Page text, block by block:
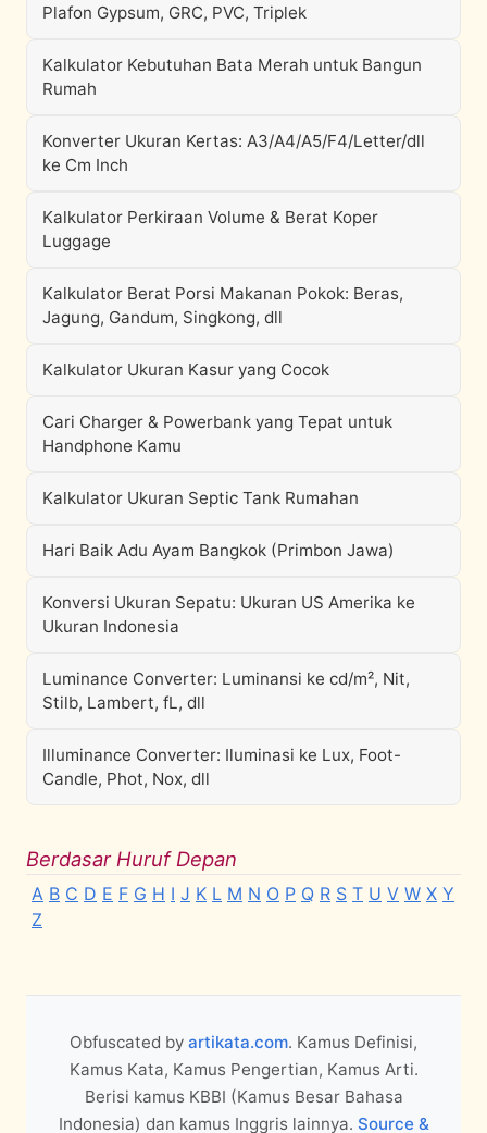
Plafon Gypsum, GRC, PVC, Triplek
Kalkulator Kebutuhan Bata Merah untuk Bangun
Rumah
Konverter Ukuran Kertas: A3/A4/A5/F4/Letter/dll
ke Cm Inch
Kalkulator Perkiraan Volume & Berat Koper
Luggage
Kalkulator Berat Porsi Makanan Pokok: Beras,
Jagung, Gandum, Singkong, dll
Kalkulator Ukuran Kasur yang Cocok
Cari Charger & Powerbank yang Tepat untuk
Handphone Kamu
Kalkulator Ukuran Septic Tank Rumahan
Hari Baik Adu Ayam Bangkok (Primbon Jawa)
Konversi Ukuran Sepatu: Ukuran US Amerika ke
Ukuran Indonesia
Luminance Converter: Luminansi ke cd/m², Nit,
Stilb, Lambert, fL, dll
Illuminance Converter: Iluminasi ke Lux, Foot-
Candle, Phot, Nox, dll
Berdasar Huruf Depan
A B C D E F G H I J K L M N O P Q R S T U V W X Y
Z
Obfuscated by artikata.com. Kamus Definisi,
Kamus Kata, Kamus Pengertian, Kamus Arti.
Berisi kamus KBBI (Kamus Besar Bahasa
Indonesia) dan kamus Inggris lainnya. Source &